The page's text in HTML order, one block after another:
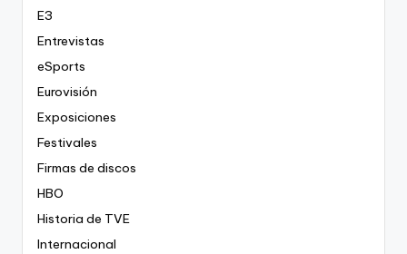
E3
Entrevistas
eSports
Eurovisión
Exposiciones
Festivales
Firmas de discos
HBO
Historia de TVE
Internacional